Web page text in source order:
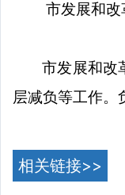
市发展和
市发展和改
层减负等工作。
相关链接>>